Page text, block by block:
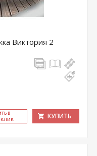
Виктория 2
В
КУПИТЬ